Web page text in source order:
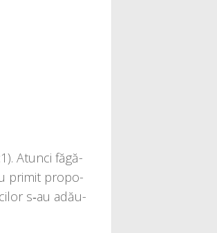
Atunci făgă­
pri­mit pro­po­
s‑au adă­u­